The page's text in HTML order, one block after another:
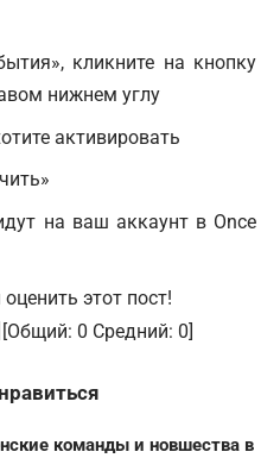
кликните на кнопку
нижнем углу
активировать
на ваш аккаунт в Once
этот пост!
[Общий: 0 Средний: 0]
команды и новшества в